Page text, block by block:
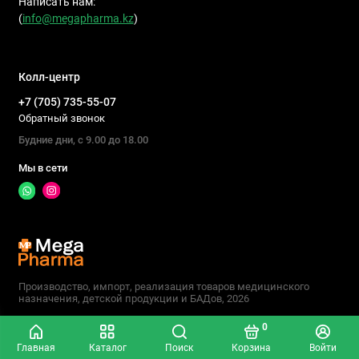
Главная Каталог Поиск Корзина
0
Войти
В медицине – обработка инструментов, мебели, рук
игрушек, кухонных поверхностей.
обработка для предотвращения инфекций.
оборудования и тары.
Как выбрать эффективное дезинфицирующее
средство
Назначение – для кожи, поверхностей или
универсальное.
Состав – активные вещества должны быть
безопасными для пользователя.
Скорость действия – время, за которое средство
уничтожает патогены.
(info@megapharma.kz)
Колл-центр
+7 (705) 735-55-07
Обратный звонок
Будние дни, с 9.00 до 18.00
Мы в сети
Производство, импорт, реализация товаров медицинского
назначения, детской продукции и БАДов, 2026